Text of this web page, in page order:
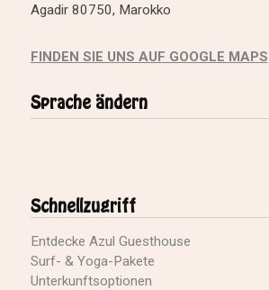
Agadir 80750, Marokko
FINDEN SIE UNS AUF GOOGLE MAPS
Sprache ändern
Schnellzugriff
Entdecke Azul Guesthouse
Surf- & Yoga-Pakete
Unterkunftsoptionen